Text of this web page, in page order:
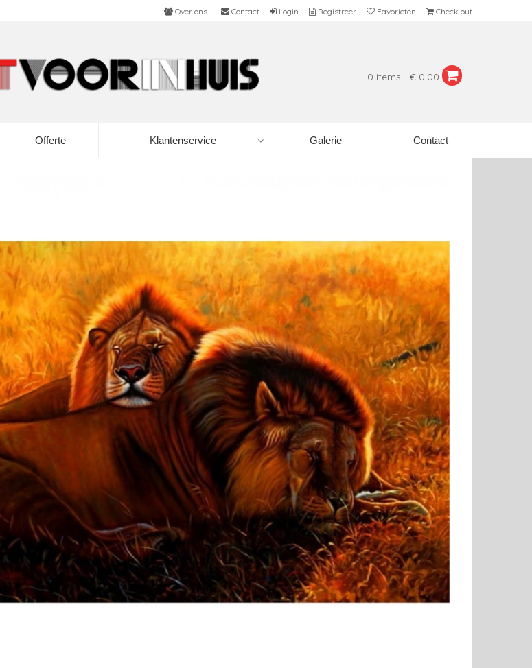
Over ons Contact Login Registreer Favorieten Check out
0 items - € 0.00
Offerte Klantenservice Galerie Contact